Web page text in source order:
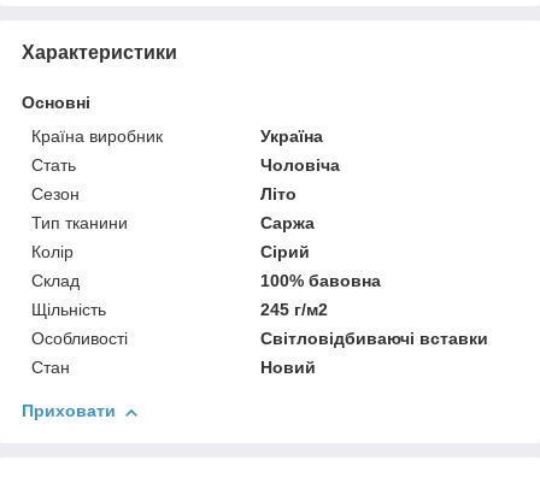
Характеристики
Основні
Країна виробник
Україна
Стать
Чоловіча
Сезон
Літо
Тип тканини
Саржа
Колір
Сірий
Склад
100% бавовна
Щільність
245 г/м2
Особливості
Світловідбиваючі вставки
Стан
Новий
Приховати